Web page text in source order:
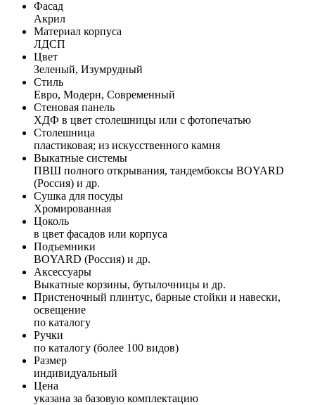
Фасад
Акрил
Материал корпуса
ЛДСП
Цвет
Зеленый, Изумрудный
Стиль
Евро, Модерн, Современный
Стеновая панель
ХДФ в цвет столешницы или с фотопечатью
Столешница
пластиковая; из искусственного камня
Выкатные системы
ПВШ полного открывания, тандембоксы BOYARD
(Россия) и др.
Сушка для посуды
Хромированная
Цоколь
в цвет фасадов или корпуса
Подъемники
BOYARD (Россия) и др.
Аксессуары
Выкатные корзины, бутылочницы и др.
Пристеночный плинтус, барные стойки и навески,
освещение
по каталогу
Ручки
по каталогу (более 100 видов)
Размер
индивидуальный
Цена
указана за базовую комплектацию